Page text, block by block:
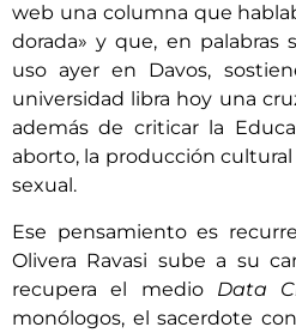
web una columna que
dorada» y que, en palabras
uso ayer en Davos,
universidad libra hoy una
además de criticar la
aborto, la producción
sexual.
Ese pensamiento es
Olivera Ravasi sube a su
recupera el medio Data
monólogos, el sacerdote